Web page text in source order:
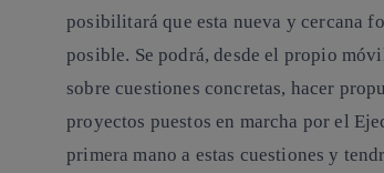
posibilitará que esta nueva y cercana
posible. Se podrá, desde el propio
sobre cuestiones concretas, hacer
proyectos puestos en marcha por el
primera mano a estas cuestiones y